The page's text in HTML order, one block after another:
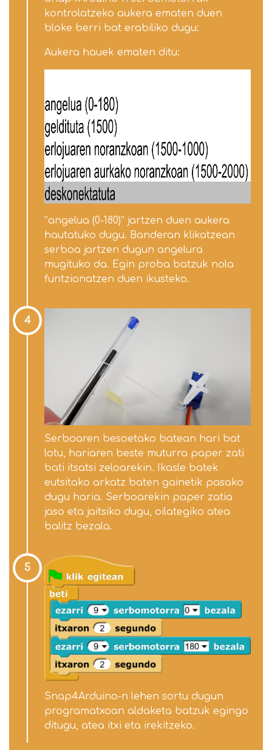
kontrolatzeko aukera ematen duen
bloke berri bat erabiliko dugu:
Aukera hauek ematen ditu:
“angelua (0-180)” jartzen duen aukera
hautatuko dugu. Banderan klikatzean
serboa jartzen dugun angelura
mugituko da. Egin proba batzuk nola
funtzionatzen duen ikusteko.
4
Serboaren besoetako batean hari bat
lotu, hariaren beste muturra paper zati
bati itsatsi zeloarekin. Ikasle batek
eutsitako arkatz baten gainetik pasako
dugu haria. Serboarekin paper zatia
jaso eta jaitsiko dugu, oilategiko atea
balitz bezala.
5
Snap4Arduino-n lehen sortu dugun
programatxoan aldaketa batzuk egingo
ditugu, atea itxi eta irekitzeko.